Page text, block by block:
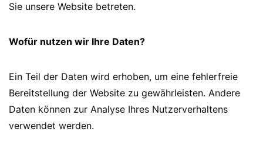
Sie unsere Website betreten.
Wofür nutzen wir Ihre Daten?
Ein Teil der Daten wird erhoben, um eine fehlerfreie
Bereitstellung der Website zu gewährleisten. Andere
Daten können zur Analyse Ihres Nutzerverhaltens
verwendet werden.